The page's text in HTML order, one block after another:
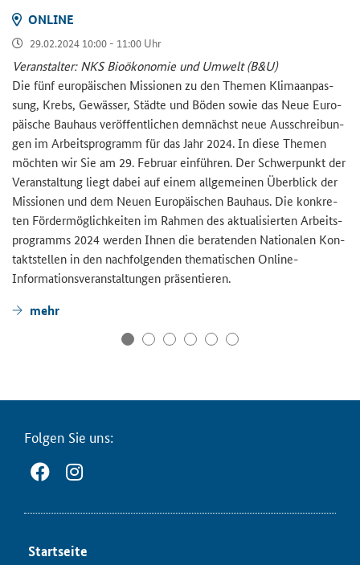
ON­LINE
29.02.2024 10:00 - 11:00 Uhr
Ver­an­stal­ter: NKS Bio­öko­no­mie und Um­welt (B&U)
Die fünf eu­ro­päi­schen Mis­sio­nen zu den The­men Kli­ma­an­pas­
sung, Krebs, Ge­wäs­ser, Städ­te und Böden sowie das Neue Eu­ro­
päi­sche Bau­haus ver­öf­fent­li­chen dem­nächst neue Aus­schrei­bun­
gen im Ar­beits­pro­gramm für das Jahr 2024. In diese The­men
möch­ten wir Sie am 29. Fe­bru­ar ein­füh­ren. Der Schwer­punkt der
Ver­an­stal­tung liegt dabei auf einem all­ge­mei­nen Über­blick der
Mis­sio­nen und dem Neuen Eu­ro­päi­schen Bau­haus. Die kon­kre­
ten För­der­mög­lich­kei­ten im Rah­men des ak­tua­li­sier­ten Ar­beits­
pro­gramms 2024 wer­den Ihnen die be­ra­ten­den Na­tio­na­len Kon­
takt­stel­len in den nach­fol­gen­den the­ma­ti­schen Online-​
Informationsveranstaltungen prä­sen­tie­ren.
mehr
Fol­gen Sie uns:
Start­sei­te